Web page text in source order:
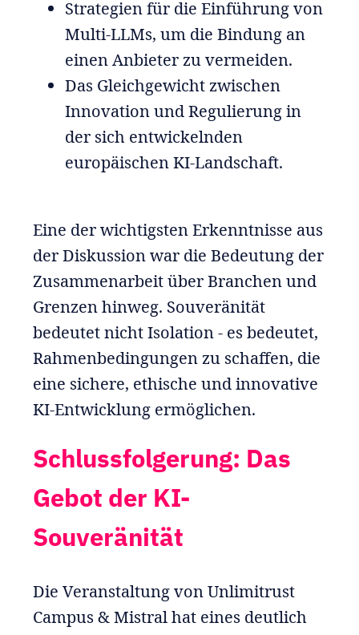
Strategien für die Einführung von
Multi-LLMs, um die Bindung an
einen Anbieter zu vermeiden.
Das Gleichgewicht zwischen
Innovation und Regulierung in
der sich entwickelnden
europäischen KI-Landschaft.
Eine der wichtigsten Erkenntnisse aus
der Diskussion war die Bedeutung der
Zusammenarbeit über Branchen und
Grenzen hinweg. Souveränität
bedeutet nicht Isolation - es bedeutet,
Rahmenbedingungen zu schaffen, die
eine sichere, ethische und innovative
KI-Entwicklung ermöglichen.
Schlussfolgerung: Das
Gebot der KI-
Souveränität
Die Veranstaltung von Unlimitrust
Campus & Mistral hat eines deutlich